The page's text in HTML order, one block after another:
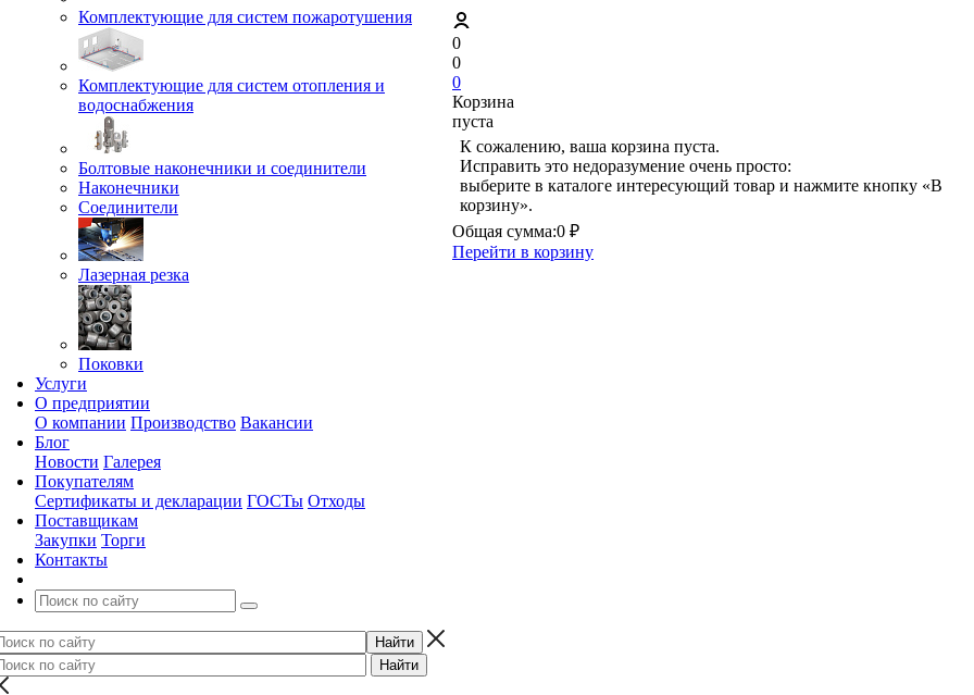
Комплектующие для систем пожаротушения
Комплектующие для систем отопления и
водоснабжения
Болтовые наконечники и соединители
Наконечники
Соединители
Лазерная резка
Поковки
Услуги
О предприятии
О компании Производство Вакансии
Блог
Новости Галерея
Покупателям
Сертификаты и декларации ГОСТы Отходы
Поставщикам
Закупки Торги
Контакты
0
0
0
Корзина
пуста
К сожалению, ваша корзина пуста.
Исправить это недоразумение очень просто:
выберите в каталоге интересующий товар и нажмите кнопку «В
корзину».
Общая сумма:0 ₽
Перейти в корзину